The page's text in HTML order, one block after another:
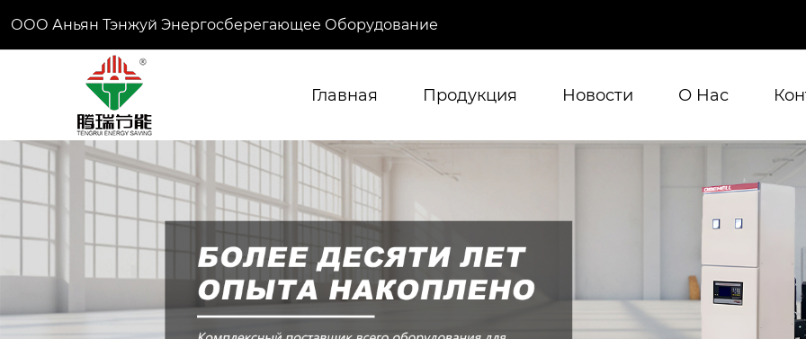
ООО Аньян Тэнжуй Энергосберегающее Оборудование
Главная Продукция Новости О Hас